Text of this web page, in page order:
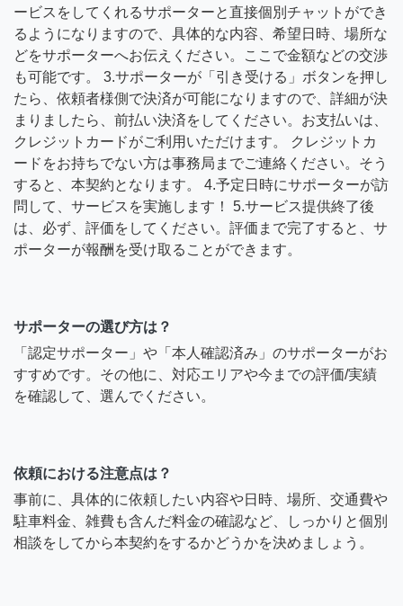
ービスをしてくれるサポーターと直接個別チャットができ
るようになりますので、具体的な内容、希望日時、場所な
どをサポーターへお伝えください。ここで金額などの交渉
も可能です。 3.サポーターが「引き受ける」ボタンを押し
たら、依頼者様側で決済が可能になりますので、詳細が決
まりましたら、前払い決済をしてください。お支払いは、
クレジットカードがご利用いただけます。 クレジットカ
ードをお持ちでない方は事務局までご連絡ください。そう
すると、本契約となります。 4.予定日時にサポーターが訪
問して、サービスを実施します！ 5.サービス提供終了後
は、必ず、評価をしてください。評価まで完了すると、サ
ポーターが報酬を受け取ることができます。
サポーターの選び方は？
「認定サポーター」や「本人確認済み」のサポーターがお
すすめです。その他に、対応エリアや今までの評価/実績
を確認して、選んでください。
依頼における注意点は？
事前に、具体的に依頼したい内容や日時、場所、交通費や
駐車料金、雑費も含んだ料金の確認など、しっかりと個別
相談をしてから本契約をするかどうかを決めましょう。